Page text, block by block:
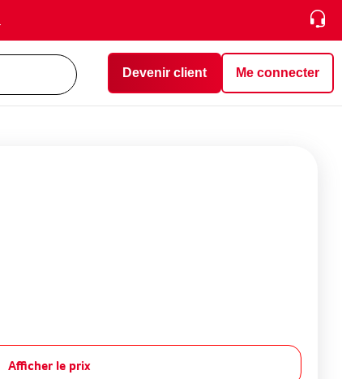
Devenir client Me connecter
Afficher le prix